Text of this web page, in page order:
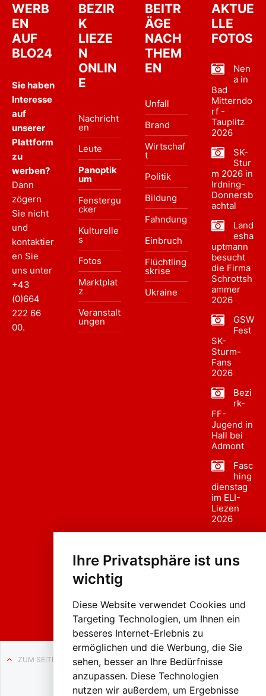
Ihre Privatsphäre ist uns
wichtig
Diese Website verwendet Cookies und
Targeting Technologien, um Ihnen ein
besseres Internet-Erlebnis zu
ermöglichen und die Werbung, die Sie
sehen, besser an Ihre Bedürfnisse
anzupassen. Diese Technologien
nutzen wir außerdem, um Ergebnisse
WERB
EN
AUF
BLO24
Sie haben
Interesse
auf
unserer
Plattform
zu
werben?
Dann
zögern
Sie nicht
und
kontaktier
en Sie
uns unter
+43
(0)664
222 66
00.
BEZIR
K
LIEZE
N
ONLIN
E
Nachricht
en
Leute
Panoptik
um
Fenstergu
cker
Kulturelle
s
Fotos
Marktplat
z
Veranstalt
ungen
BEITR
ÄGE
NACH
THEM
EN
Unfall
Brand
Wirtschaf
t
Politik
Bildung
Fahndung
Einbruch
Flüchtling
skrise
Ukraine
AKTUE
LLE
FOTOS
Nen
a in
Bad
Mitterndo
rf -
Tauplitz
2026
SK-
Stur
m 2026 in
Irdning-
Donnersb
achtal
Land
esha
uptmann
besucht
die Firma
Schrottsh
ammer
2026
GSW
Fest
SK-
Sturm-
Fans
2026
Bezi
rk-
FF-
Jugend in
Hall bei
Admont
Fasc
hing
dienstag
im ELI-
Liezen
2026
sumzug
Liezen
ZUM SEITENANFANG
Auf BLO24.at werben?